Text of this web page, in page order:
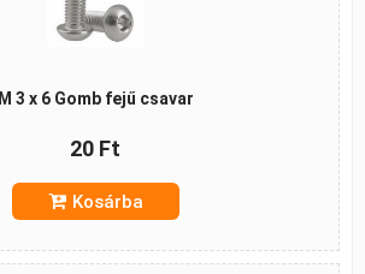
M 3 x 6 Gomb fejű csavar
20 Ft
Kosárba